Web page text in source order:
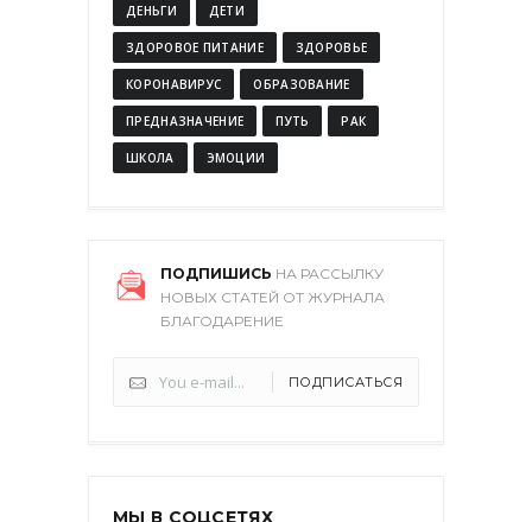
ДЕНЬГИ ДЕТИ
ЗДОРОВОЕ ПИТАНИЕ ЗДОРОВЬЕ
КОРОНАВИРУС ОБРАЗОВАНИЕ
ПРЕДНАЗНАЧЕНИЕ ПУТЬ РАК
ШКОЛА ЭМОЦИИ
ПОДПИШИСЬ НА РАССЫЛКУ
НОВЫХ СТАТЕЙ ОТ ЖУРНАЛА
БЛАГОДАРЕНИЕ
ПОДПИСАТЬСЯ
МЫ В СОЦСЕТЯХ